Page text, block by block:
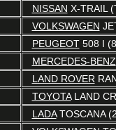
NISSAN X-TRAIL
VOLKSWAGEN
PEUGEOT508 I
MERCEDES-BENZ
LAND ROVER
TOYOTALAND
LADATOSCANA